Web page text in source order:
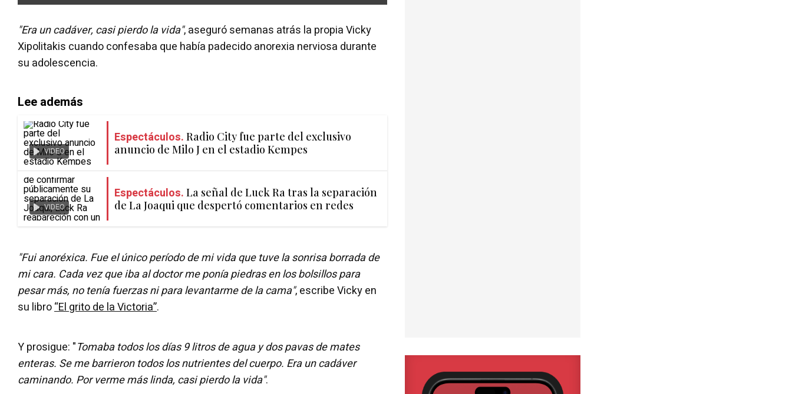
"Era un cadáver, casi pierdo la vida", aseguró semanas atrás la propia Vicky
Xipolitakis cuando confesaba que había padecido anorexia nerviosa durante
su adolescencia.
Lee además
VIDEO
Espectáculos. Radio City fue parte del exclusivo
anuncio de Milo J en el estadio Kempes
VIDEO
Espectáculos. La señal de Luck Ra tras la separación
de La Joaqui que despertó comentarios en redes
"Fui anoréxica. Fue el único período de mi vida que tuve la sonrisa borrada de
mi cara. Cada vez que iba al doctor me ponía piedras en los bolsillos para
pesar más, no tenía fuerzas ni para levantarme de la cama", escribe Vicky en
su libro“El grito de la Victoria”.
Y prosigue: "Tomaba todos los días 9 litros de agua y dos pavas de mates
enteras. Se me barrieron todos los nutrientes del cuerpo. Era un cadáver
caminando. Por verme más linda, casi pierdo la vida".